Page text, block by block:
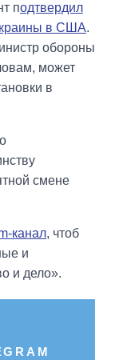
подтвердил
в США.
обороны
может
в
смене
канал, чтоб
и
и дело».